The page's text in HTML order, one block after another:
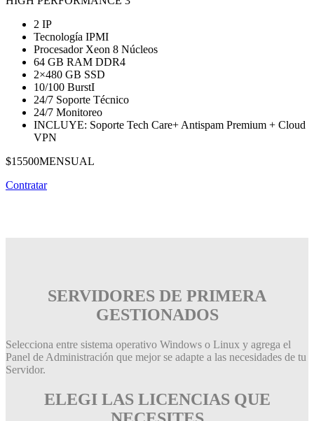
2 IP
Tecnología IPMI
Procesador Xeon 8 Núcleos
64 GB RAM DDR4
2×480 GB SSD
10/100 BurstI
24/7 Soporte Técnico
24/7 Monitoreo
INCLUYE: Soporte Tech Care+ Antispam Premium + Cloud
VPN
$15500MENSUAL
Contratar
SERVIDORES DE PRIMERA
GESTIONADOS
Selecciona entre sistema operativo Windows o Linux y agrega el
Panel de Administración que mejor se adapte a las necesidades de tu
Servidor.
ELEGI LAS LICENCIAS QUE